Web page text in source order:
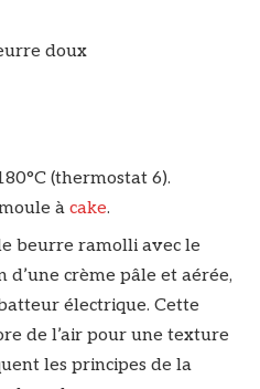
doux
(thermostat 6).
à cake.
beurre ramolli avec le
d’une crème pâle et aérée,
électrique. Cette
de l’air pour une texture
les principes de la